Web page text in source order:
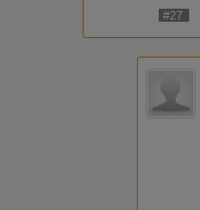
#27